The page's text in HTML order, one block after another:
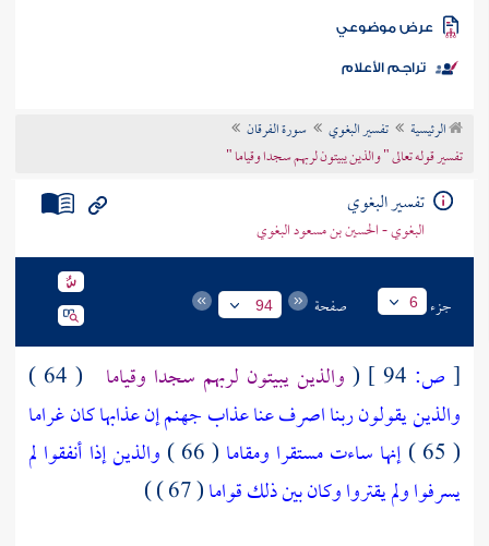
الكتب
موضوعي
تراجم الأعلام
الرئيسية تفسير البغوي
سورة الفرقان
تفسير قوله تعالى " والذين يبيتون لربهم سجدا وقياما "
تفسير البغوي
البغوي - الحسين بن مسعود البغوي
جزء 6 صفحة 94
[ ص: ( والذين يبيتون لربهم سجدا وقياما ( 64 )
والذين يقولون ربنا اصرف عنا عذاب جهنم إن عذابها كان غراما
( 65 )
إنها ساءت مستقرا ومقاما ( 66 )
والذين إذا أنفقوا لم
يسرفوا ولم يقتروا وكان بين ذلك قواما( 67 ) )